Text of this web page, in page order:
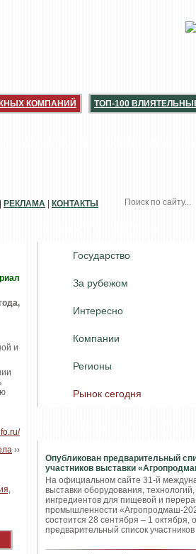
КОМПАНИЙ ТОП-100
Государство
За рубежом
Интересно
Компании
Регионы
Рынок сегодня
Опубликован предварительный
участников выставки
На официальном сайте 31-й
выставки оборудования,
ингредиентов для пищевой и
промышленности «Агропродмаш-
состоится 28 сентября – 1 октября,
предварительный список участников
РЕКЛАМА КОНТАКТЫ
и
››